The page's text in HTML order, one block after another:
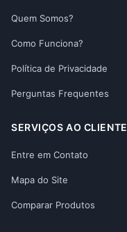
Quem Somos?
Como Funciona?
Política de Privacidade
Perguntas Frequentes
SERVIÇOS AO CLIENTE
Entre em Contato
Mapa do Site
Comparar Produtos